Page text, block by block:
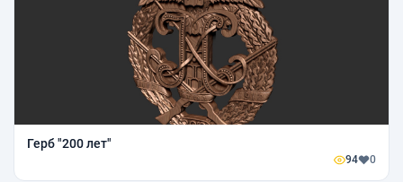
Герб "200 лет"
94 0